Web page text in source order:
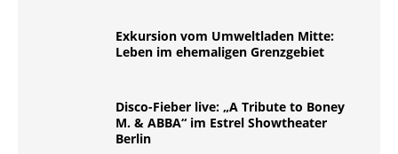
Exkursion vom Umweltladen Mitte:
Leben im ehemaligen Grenzgebiet
Disco-Fieber live: „A Tribute to Boney
M. & ABBA“ im Estrel Showtheater
Berlin